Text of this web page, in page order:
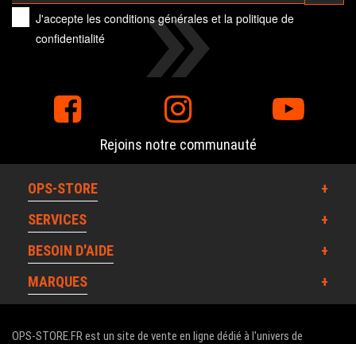
J'accepte lesconditions générales et lapolitique de
confidentialité
Rejoins notre communauté
OPS-STORE
SERVICES
BESOIN D'AIDE
MARQUES
OPS-STORE.FR est un site de vente en ligne dédié à l'univers de